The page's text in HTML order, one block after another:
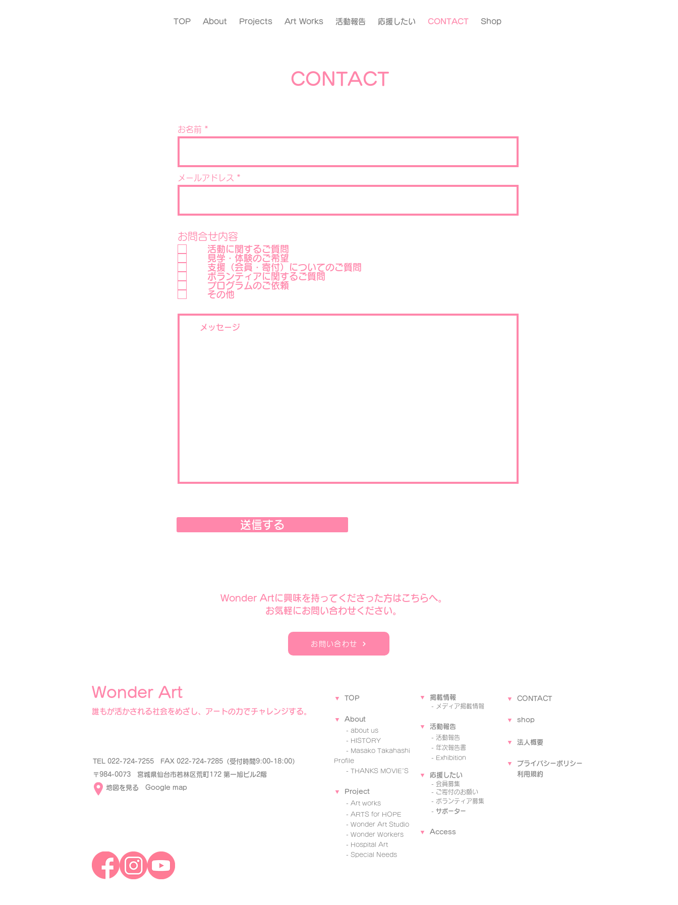
TOP About Projects Art Works 活動報告 応援したい CONTACT Shop
CONTACT
お名前
メールアドレス
お問合せ内容
活動に関するご質問
見学・体験のご希望
支援（会員・寄付）についてのご質問
ボランティアに関するご質問
プログラムのご依頼
その他
送信する
​Wonder Artに興味を持ってくださった方はこちらへ。
​お気軽にお問い合わせください。
お問い合わせ
Wonder Art
誰もが活かされる社会をめざし、アートの力でチャレンジする。
TEL 022-724-7255 FAX 022-724-7285（受付時間9:00-18:00）
〒984-0073 宮城県仙台市若林区荒町172 第一旭ビル2階
​ 地図を見る Google map
▼ TOP
▼ About
- about us
- ​HISTORY
- Masako Takahashi
Profile
- THANKS MOVIE'S
▼ Project
- Art works
- ARTS for HOPE
- Wonder Art Studio
- Wonder Workers
- Hospital Art
- Special Needs
▼ 掲載情報
- メディア掲載情報
▼ 活動報告
- 活動報告
- 年次報告書
- Exhibition
▼ 応援したい
- 会員募集
- ご寄付のお願い
- ボランティア募集
- サポーター
▼ Access
▼ CONTACT
▼ shop
▼ 法人概要
▼ プライバシーポリシー
利用規約